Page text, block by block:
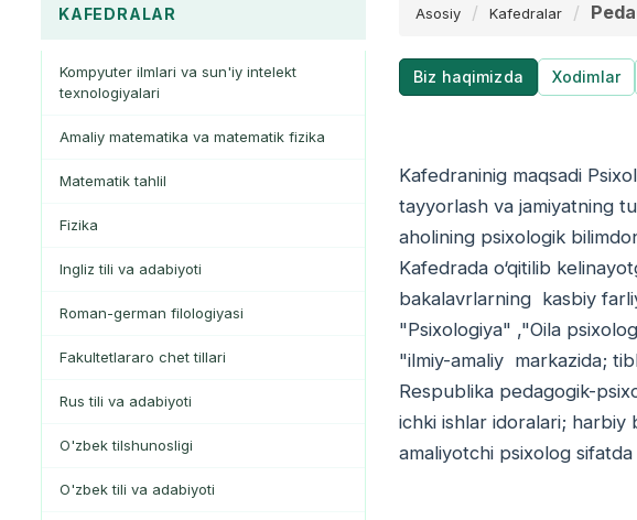
KAFEDRALAR
Kompyuter ilmlari va sun'iy intelekt
texnologiyalari
Amaliy matematika va matematik fizika
Matematik tahlil
Fizika
Ingliz tili va adabiyoti
Roman-german filologiyasi
Fakultetlararo chet tillari
Rus tili va adabiyoti
O'zbek tilshunosligi
O'zbek tili va adabiyoti
Asosiy Kafedralar
Biz haqimizda Xodimlar
Kafedraninig maqsadi
tayyorlash va jamiyatning
aholining psixologik
Kafedrada o‘qitilib
bakalavrlarning kasbiy
"Psixologiya" ,"Oila
"ilmiy-amaliy markazida;
Respublika pedagogik-
ichki ishlar idoralari; harbiy
amaliyotchi psixolog